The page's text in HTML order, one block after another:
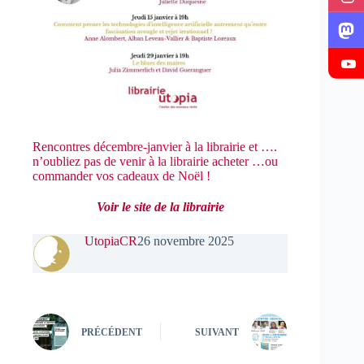
Rencontres décembre-janvier à la librairie et ….
n’oubliez pas de venir à la librairie acheter …ou
commander vos cadeaux de Noël !
Voir le site de la librairie
UtopiaCR26 novembre 2025
PRÉCÉDENT SUIVANT